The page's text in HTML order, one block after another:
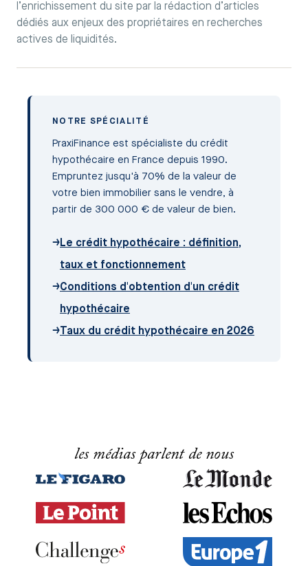
l’enrichissement du site par la rédaction d’articles
dédiés aux enjeux des propriétaires en recherches
actives de liquidités.
NOTRE SPÉCIALITÉ
PraxiFinance est spécialiste du crédit
hypothécaire en France depuis 1990.
Empruntez jusqu'à 70% de la valeur de
votre bien immobilier sans le vendre, à
partir de 300 000 € de valeur de bien.
→Le crédit hypothécaire : définition,
taux et fonctionnement
→Conditions d'obtention d'un crédit
hypothécaire
→Taux du crédit hypothécaire en 2026
les médias parlent de nous